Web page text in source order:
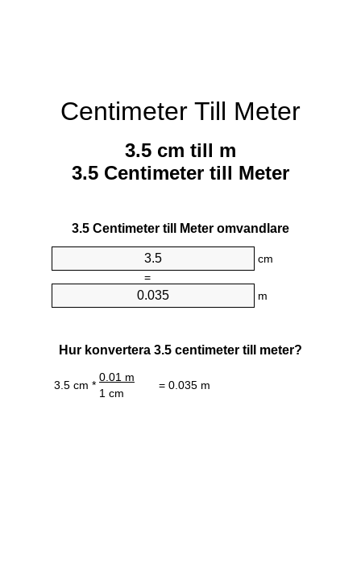
Centimeter Till Meter
3.5 cm till m
3.5 Centimeter till Meter
3.5 Centimeter till Meter omvandlare
cm
=
m
Hur konvertera 3.5 centimeter till meter?
3.5 cm *
0.01 m
= 0.035 m
1 cm